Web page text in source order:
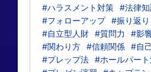
#ハラスメント対策 #法律
#フォローアップ #振り返り
#自立型人財 #質問力 #影
#関わり方 #信頼関係 #自
#プレップ法 #ホールパー